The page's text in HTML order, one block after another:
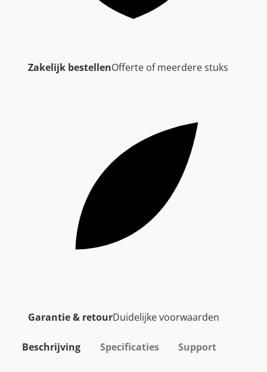
Zakelijk bestellenOfferte of meerdere stuks
Garantie & retourDuidelijke voorwaarden
Beschrijving Specificaties Support